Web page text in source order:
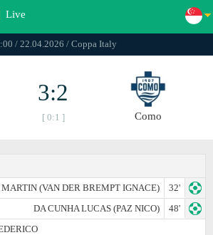
Live
/ 22.04.2026 / Coppa Italy
3:2
[ 0:1 ] Como
(VAN DER BREMPT IGNACE)
32'
DA CUNHA LUCAS (PAZ NICO)
48'